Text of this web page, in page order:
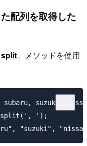
配列を取得した
split 」メソッドを使用
subaru, suzuki,
');